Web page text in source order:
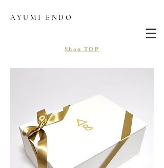
AYUMI ENDO
Shop TOP